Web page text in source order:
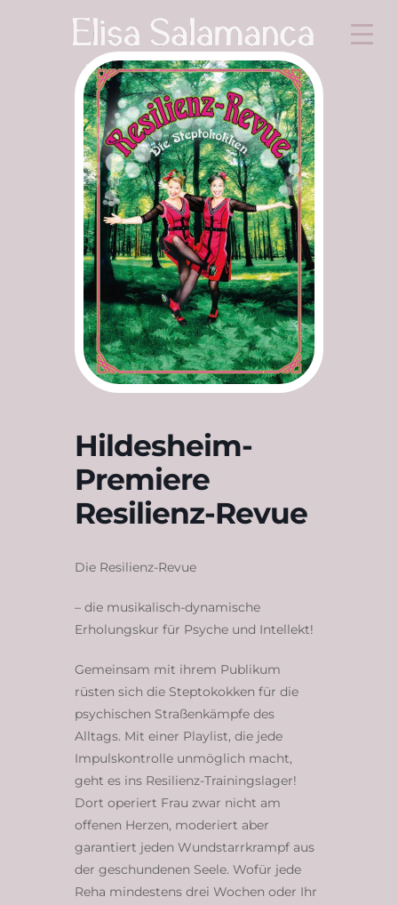
Hildesheim-
Premiere
Resilienz-Revue
Die Resilienz-Revue
– die musikalisch-dynamische
Erholungskur für Psyche und Intellekt!
Gemeinsam mit ihrem Publikum
rüsten sich die Steptokokken für die
psychischen Straßenkämpfe des
Alltags. Mit einer Playlist, die jede
Impulskontrolle unmöglich macht,
geht es ins Resilienz-Trainingslager!
Dort operiert Frau zwar nicht am
offenen Herzen, moderiert aber
garantiert jeden Wundstarrkrampf aus
der geschundenen Seele. Wofür jede
Reha mindestens drei Wochen oder Ihr